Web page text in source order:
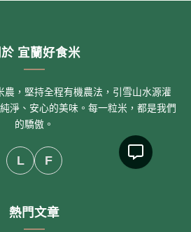
於 宜蘭好食米
農，堅持全程有機農法，引雪山水源灌
淨、安心的美味。每一粒米，都是我們
的驕傲。
L F
熱門文章